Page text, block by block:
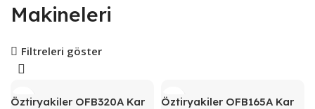
Makineleri
Filtreleri göster
Öztiryakiler OFB320A Kar
Öztiryakiler OFB165A Kar